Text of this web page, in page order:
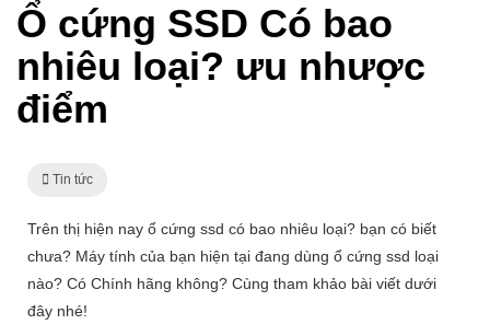
Ổ cứng SSD Có bao
nhiêu loại? ưu nhược
điểm
Tin tức
Trên thị hiện nay ổ cứng ssd có bao nhiêu loại? bạn có biết
chưa? Máy tính của bạn hiện tại đang dùng ổ cứng ssd loại
nào? Có Chính hãng không? Cùng tham khảo bài viết dưới
đây nhé!